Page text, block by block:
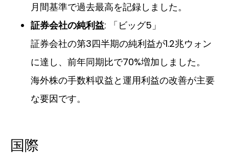
月間基準で過去最高を記録しました。
証券会社の純利益: 「ビッグ5」
証券会社の第3四半期の純利益が1.2兆ウォン
に達し、前年同期比で70%増加しました。
海外株の手数料収益と運用利益の改善が主要
な要因です。
国際